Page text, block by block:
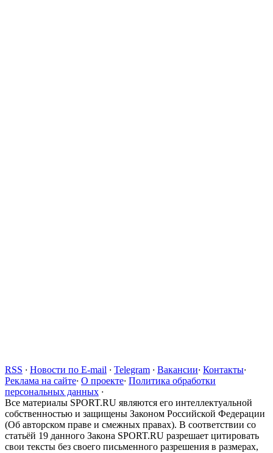
RSS · Новости по E-mail · Telegram · Вакансии· Контакты·
Реклама на сайте· О проекте· Политика обработки
персональных данных ·
Все материалы SPORT.RU являются его интеллектуальной
собственностью и защищены Законом Российской Федерации
(Об авторском праве и смежных правах). В соответствии со
статьёй 19 данного Закона SPORT.RU разрешает цитировать
свои тексты без своего письменного разрешения в размерах,